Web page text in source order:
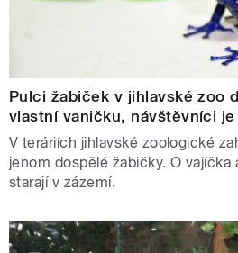
Pulci žabiček v jihlavské zoo
vlastní vaničku, návštěvníci
V teráriích jihlavské zoologické
jenom dospělé žabičky. O
starají v zázemí.